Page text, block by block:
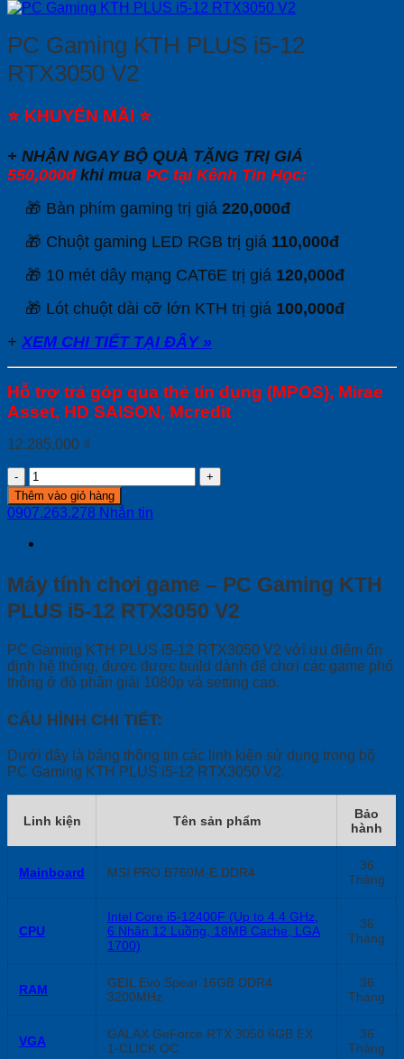
PC Gaming KTH PLUS i5-12
RTX3050 V2
⭐ KHUYẾN MÃI ⭐
+ NHẬN NGAY BỘ QUÀ TẶNG TRỊ GIÁ
550,000đ khi mua PC tại Kênh Tin Học:
🎁 Bàn phím gaming trị giá 220,000đ
🎁 Chuột gaming LED RGB trị giá 110,000đ
🎁 10 mét dây mạng CAT6E trị giá 120,000đ
🎁 Lót chuột dài cỡ lớn KTH trị giá 100,000đ
+ XEM CHI TIẾT TẠI ĐÂY »
Hỗ trợ trả góp qua thẻ tín dụng (MPOS), Mirae
Asset, HD SAISON, Mcredit
12.285.000 ₫
PC
Gaming
KTH
PLUS
i5-
RTX3050
V2
quantity
Thêm vào giỏ hàng
0907.263.278 Nhắn tin
Máy tính chơi game – PC Gaming KTH
PLUS i5-12 RTX3050 V2
PC Gaming KTH PLUS i5-12 RTX3050 V2 với ưu điểm ổn
định hệ thống, được được build dành để chơi các game phổ
thông ở độ phân giải 1080p và setting cao.
CẤU HÌNH CHI TIẾT:
Dưới đây là bảng thông tin các linh kiện sử dụng trong bộ
PC Gaming KTH PLUS i5-12 RTX3050 V2.
Linh kiện Tên sản phẩm
Bảo
hành
Mainboard MSI PRO B760M-E DDR4
36
Tháng
CPU
Intel Core i5-12400F (Up to 4.4 GHz,
6 Nhân 12 Luồng, 18MB Cache, LGA
1700)
36
Tháng
RAM
GEIL Evo Spear 16GB DDR4
3200MHz
36
Tháng
VGA
GALAX GeForce RTX 3050 6GB EX
1-CLICK OC
36
Tháng